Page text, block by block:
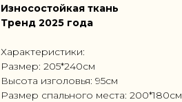
Износостойкая ткань
Тренд 2025 года
Характеристики:
Размер: 205*240см
Высота изголовья: 95см
Размер спального места: 200*180см